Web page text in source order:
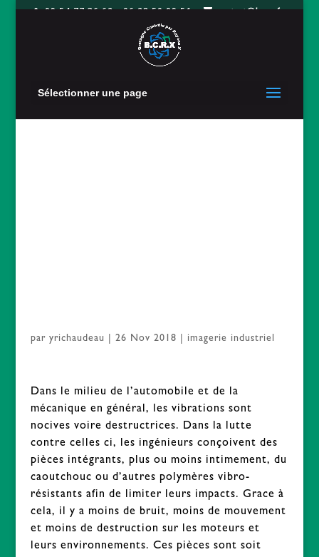
09 54 77 36 62 - 06 28 50 09 51
Sélectionner une page
par yrichaudeau 26 Nov 2018 imagerie industriel
Dans le milieu de l’automobile et de la
mécanique en général, les vibrations sont
nocives voire destructrices. Dans la lutte
contre celles ci, les ingénieurs conçoivent des
pièces intégrants, plus ou moins intimement, du
caoutchouc ou d’autres polymères vibro-
résistants afin de limiter leurs impacts. Grace à
cela, il y a moins de bruit, moins de mouvement
et moins de destruction sur les moteurs et
leurs environnements. Ces pièces sont soit